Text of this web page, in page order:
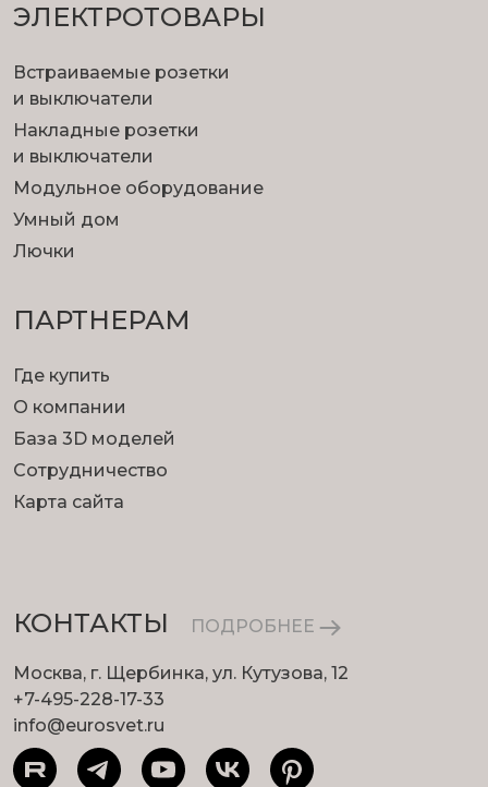
ЭЛЕКТРОТОВАРЫ
Встраиваемые розетки
и выключатели
Накладные розетки
и выключатели
Модульное оборудование
Умный дом
Лючки
ПАРТНЕРАМ
Где купить
О компании
База 3D моделей
Сотрудничество
Карта сайта
КОНТАКТЫ ПОДРОБНЕЕ
Москва, г. Щербинка, ул. Кутузова, 12
+7-495-228-17-33
info@eurosvet.ru